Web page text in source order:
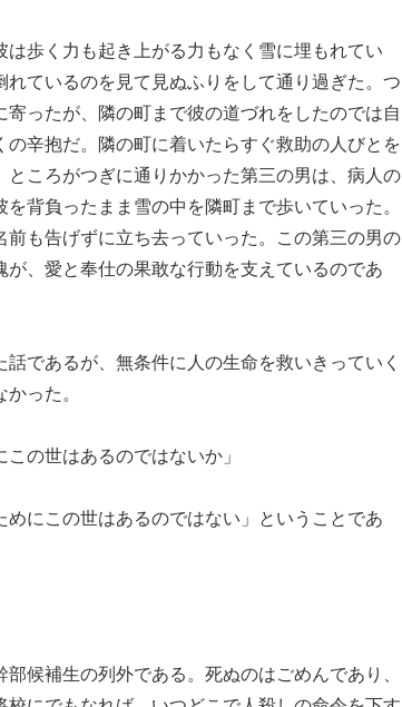
歩く力も起き上がる力もなく雪に埋もれてい
ているのを見て見ぬふりをして通り過ぎた。つ
ったが、隣の町まで彼の道づれをしたのでは自
辛抱だ。隣の町に着いたらすぐ救助の人びとを
ころがつぎに通りかかった第三の男は、病人の
背負ったまま雪の中を隣町まで歩いていった。
も告げずに立ち去っていった。この第三の男の
、愛と奉仕の果敢な行動を支えているのであ
であるが、無条件に人の生命を救いきっていく
った。
の世はあるのではないか」
にこの世はあるのではない」ということであ
候補生の列外である。死ぬのはごめんであり、